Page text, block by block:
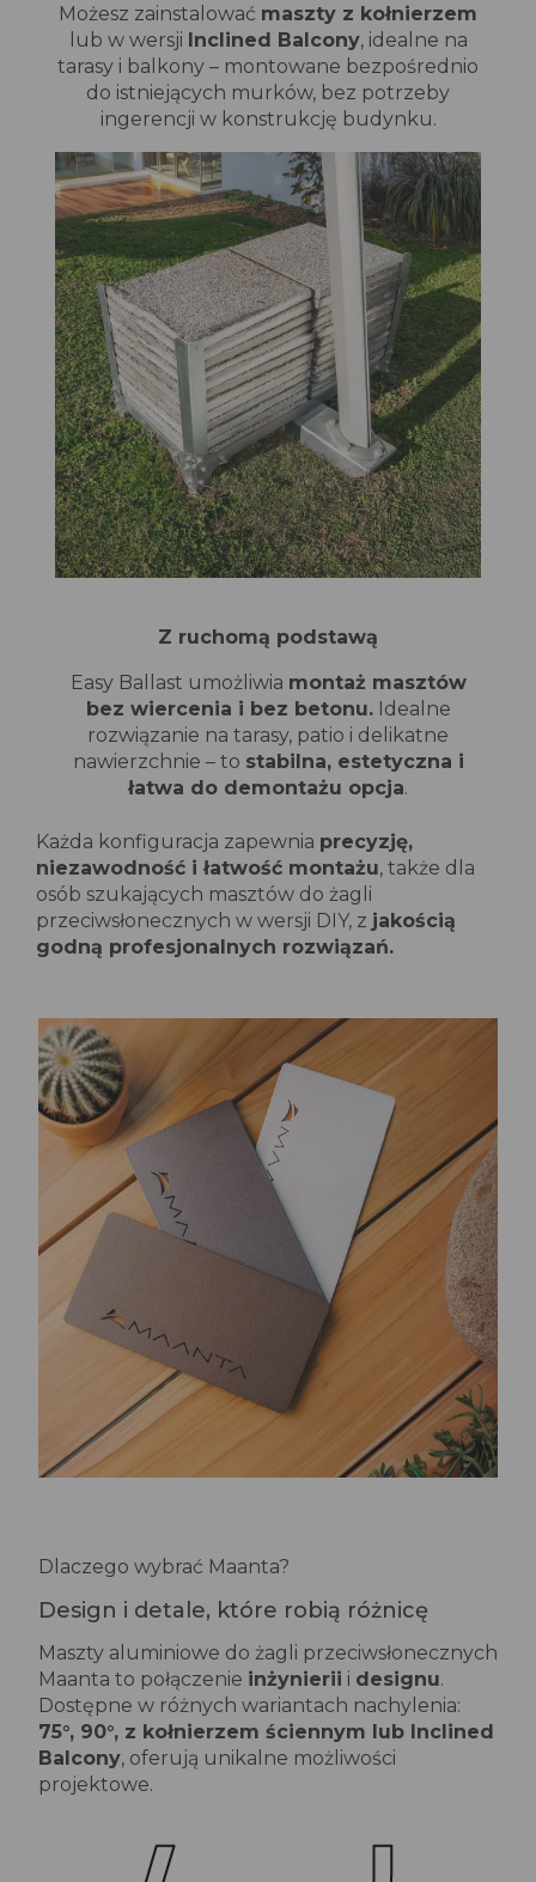
Możesz zainstalować maszty z kołnierzem
lub w wersji Inclined Balcony, idealne na
tarasy i balkony – montowane bezpośrednio
do istniejących murków, bez potrzeby
ingerencji w konstrukcję budynku.
Z ruchomą podstawą
Easy Ballast umożliwia montaż masztów
bez wiercenia i bez betonu.Idealne
rozwiązanie na tarasy, patio i delikatne
nawierzchnie – to stabilna, estetyczna i
łatwa do demontażu opcja.
Każda konfiguracja zapewnia precyzję,
niezawodność i łatwość montażu, także dla
osób szukających masztów do żagli
przeciwsłonecznych w wersji DIY, z jakością
godną profesjonalnych rozwiązań.
Dlaczego wybrać Maanta?
Design i detale, które robią różnicę
Maszty aluminiowe do żagli przeciwsłonecznych
Maanta to połączenie inżynierii i designu.
Dostępne w różnych wariantach nachylenia:
75°, 90°, z kołnierzem ściennym lub Inclined
Balcony, oferują unikalne możliwości
projektowe.